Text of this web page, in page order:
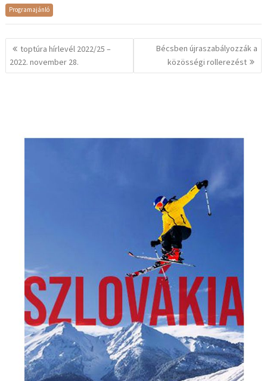
Programajánló
Bejegyzés
navigáció
toptúra hírlevél 2022/25 –
2022. november 28.
Bécsben újraszabályozzák a
közösségi rollerezést